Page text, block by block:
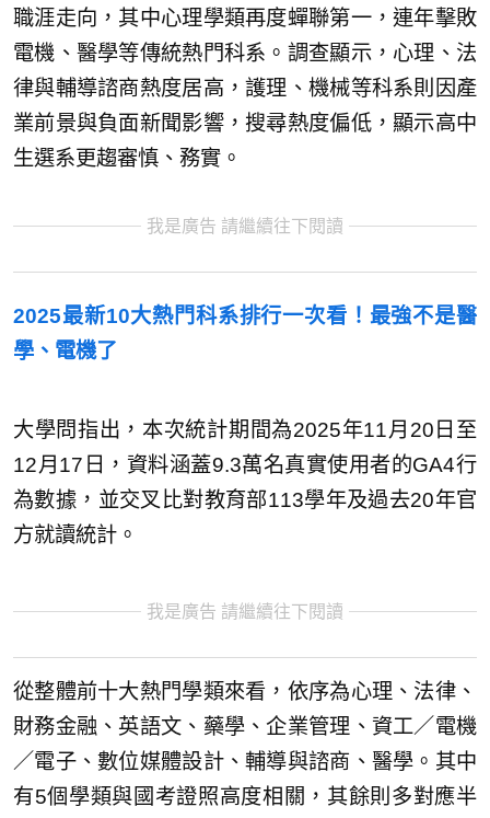
職涯走向，其中心理學類再度蟬聯第一，連年擊敗
電機、醫學等傳統熱門科系。調查顯示，心理、法
律與輔導諮商熱度居高，護理、機械等科系則因產
業前景與負面新聞影響，搜尋熱度偏低，顯示高中
生選系更趨審慎、務實。
我是廣告 請繼續往下閱讀
2025最新10大熱門科系排行一次看！最強不是醫
學、電機了
大學問指出，本次統計期間為2025年11月20日至
12月17日，資料涵蓋9.3萬名真實使用者的GA4行
為數據，並交叉比對教育部113學年及過去20年官
方就讀統計。
我是廣告 請繼續往下閱讀
從整體前十大熱門學類來看，依序為心理、法律、
財務金融、英語文、藥學、企業管理、資工／電機
／電子、數位媒體設計、輔導與諮商、醫學。其中
有5個學類與國考證照高度相關，其餘則多對應半